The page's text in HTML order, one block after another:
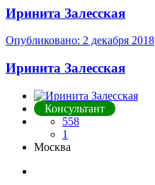
Иринита Залесская
Опубликовано: 2 декабря 2018
Иринита Залесская
Консультант
558
1
Москва